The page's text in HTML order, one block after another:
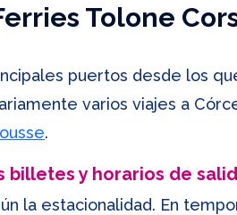
Tolone
puertos desde los
varios viajes a
.
billetes y horarios de
la estacionalidad. En